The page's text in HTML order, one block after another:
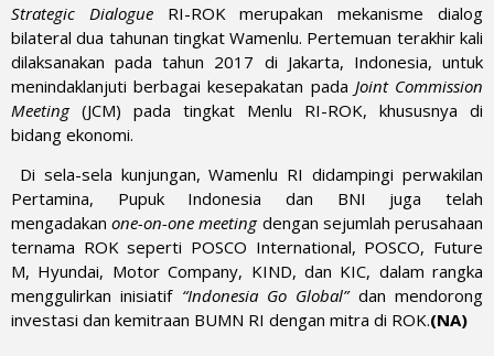
Strategic Dialogue RI-ROK merupakan mekanisme dialog
bilateral dua tahunan tingkat Wamenlu. Pertemuan terakhir kali
dilaksanakan pada tahun 2017 di Jakarta, Indonesia, untuk
menindaklanjuti berbagai kesepakatan pada Joint Commission
Meeting (JCM) pada tingkat Menlu RI-ROK, khususnya di
bidang ekonomi.
​ Di sela-sela kunjungan, Wamenlu RI didampingi perwakilan
Pertamina, Pupuk Indonesia dan BNI juga telah
mengadakan one-on-one meeting dengan sejumlah perusahaan
ternama ROK seperti POSCO International, POSCO, Future
M, Hyundai, Motor Company, KIND, dan KIC, dalam rangka
menggulirkan inisiatif “Indonesia Go Global” dan mendorong
investasi dan kemitraan BUMN RI dengan mitra di ROK.(NA)